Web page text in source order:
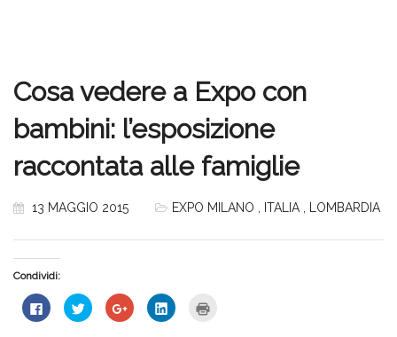
Cosa vedere a Expo con
bambini: l’esposizione
raccontata alle famiglie
13 MAGGIO 2015 EXPO MILANO ITALIA LOMBARDIA
Condividi:
Fai
clic
Fai
clic
Fai
clic
Fai
clic